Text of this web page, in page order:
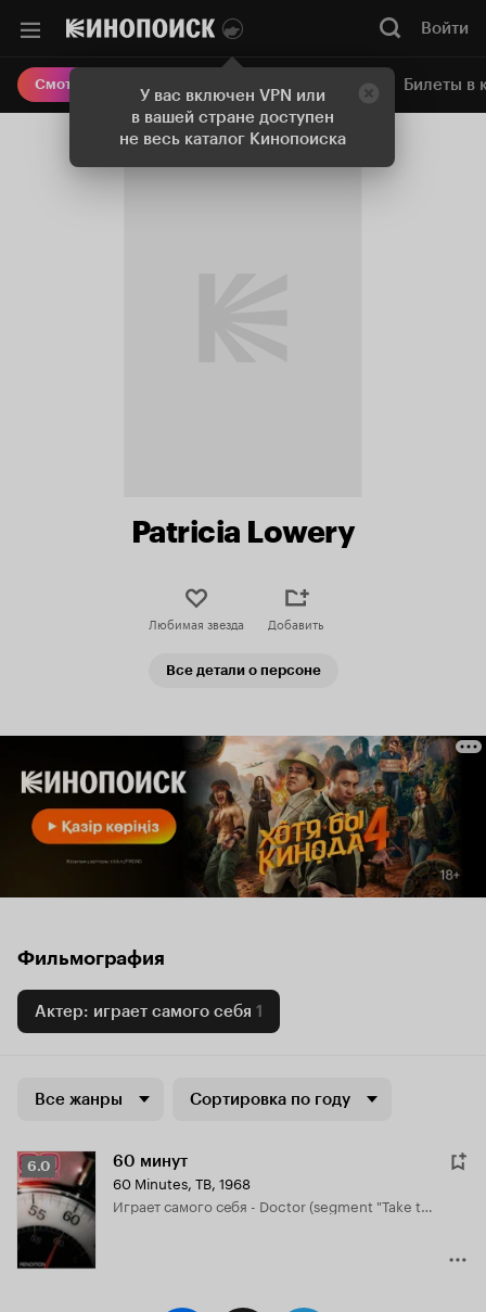
У вас включен VPN или
в вашей стране доступен
не весь каталог Кинопоиска
Войти
Смотреть кино Онлайн-кинотеатр Билеты в
Patricia Lowery
Любимая звезда Добавить
Все детали о персоне
Фильмография
Актер: играет самого себя 1
Все жанры Сортировка по году
Рейтинг
Кинопоиска
6.0
6.0 60 минут
60 Minutes, ТВ, 1968
играет самого себя - Doctor (segment "Take the Money and Run")